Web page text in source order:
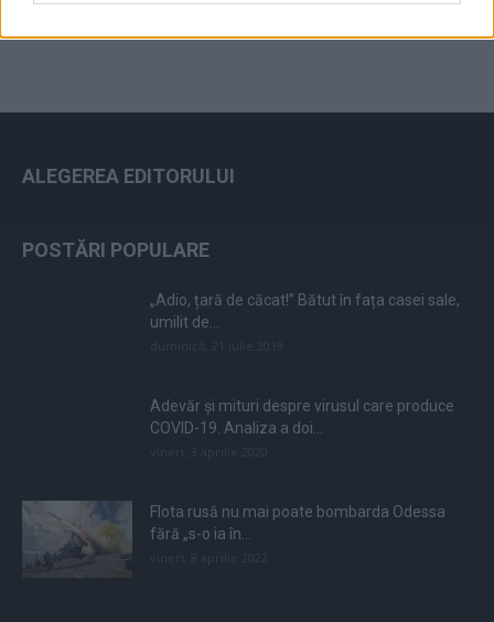
ALEGEREA EDITORULUI
POSTĂRI POPULARE
„Adio, țară de căcat!” Bătut în fața casei sale,
umilit de...
Adevăr și mituri despre virusul care produce
COVID-19. Analiza a doi...
Flota rusă nu mai poate bombarda Odessa
fără „s-o ia în...